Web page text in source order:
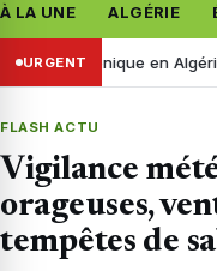
À LA UNE ALGÉRIE
URGENTen Algérie : une
FLASH ACTU
Vigilance
orageuses,
tempêtes de